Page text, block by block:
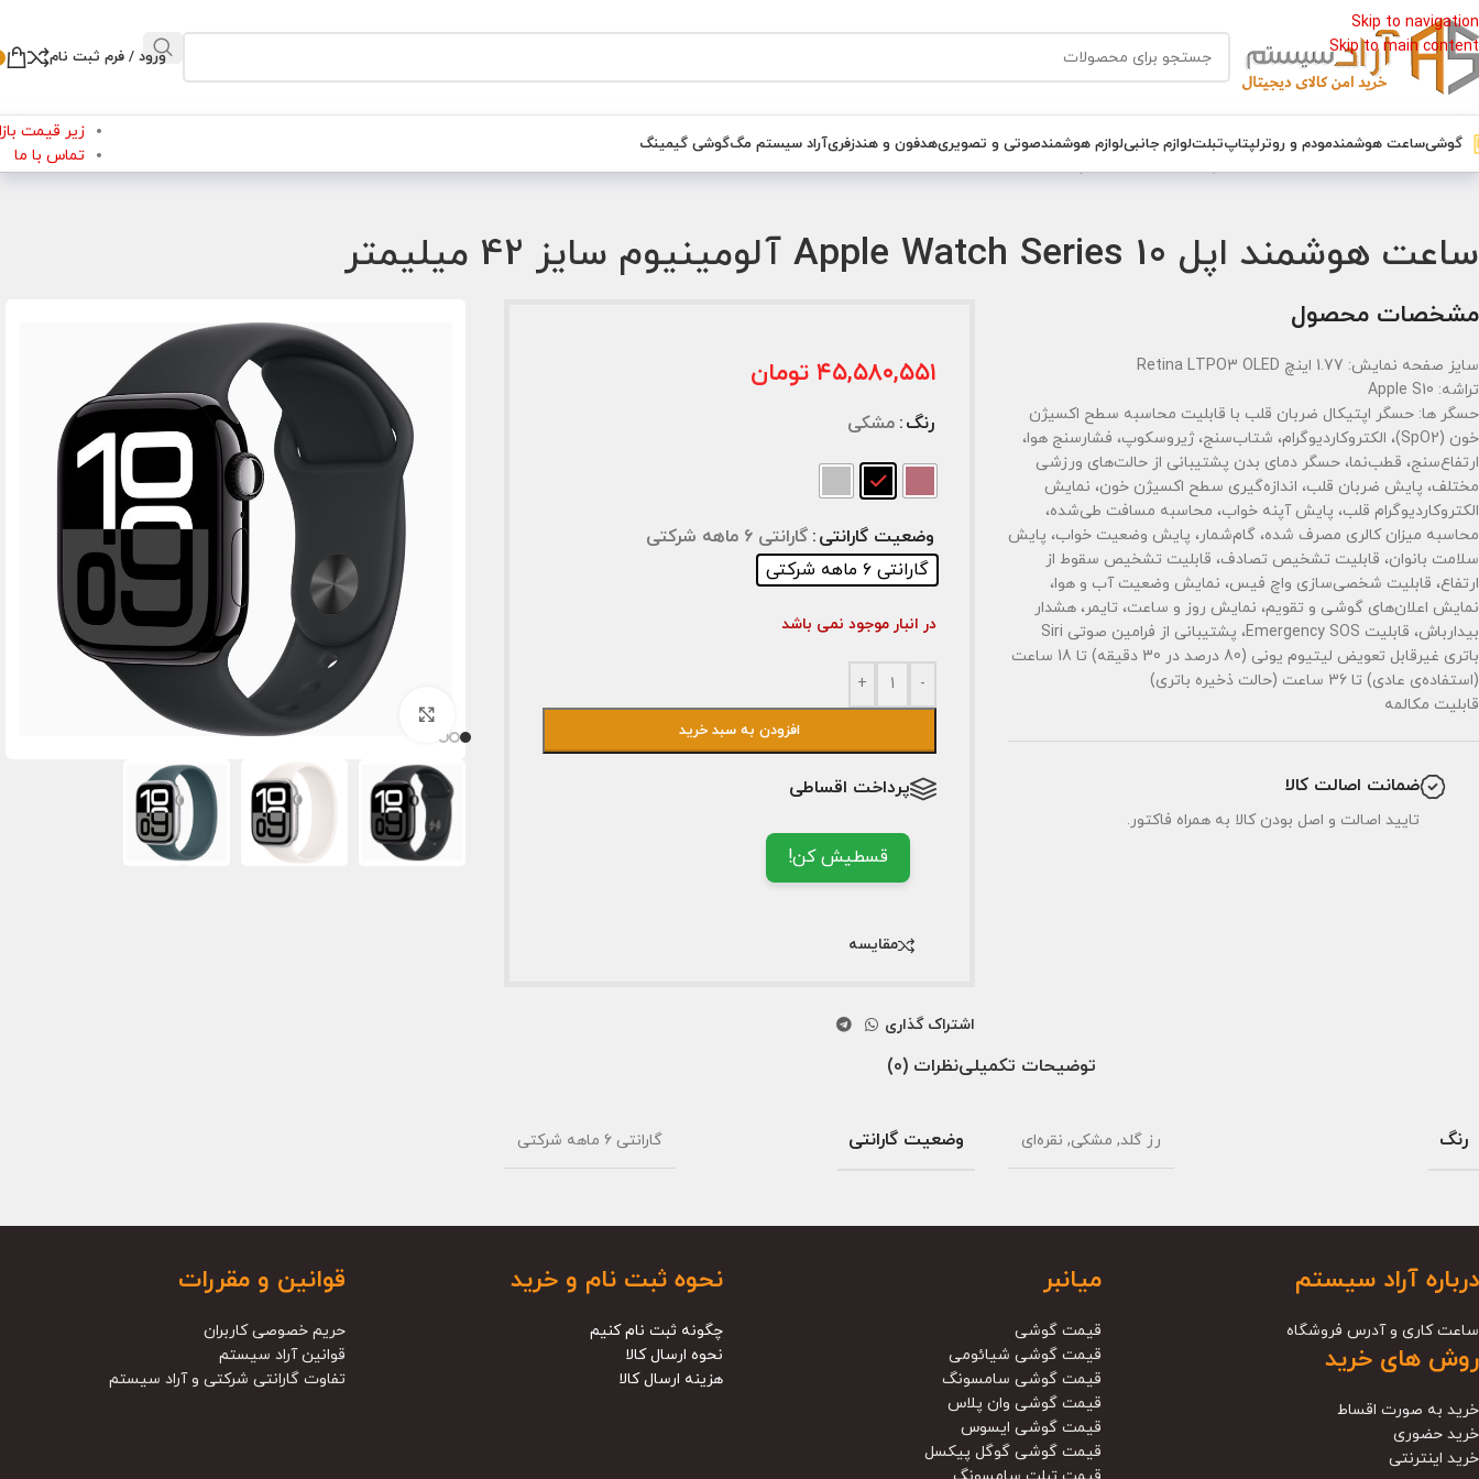
Skip to navigation
Skip to main content
ورود / فرم ثبت نام
گوشیساعت هوشمندمودم و روترلپتاپتبلتلوازم جانبیلوازم هوشمندصوتی و تصویریهدفون و هندزفریآراد سیستم مگگوشی گیمینگ
زیر قیمت
تماس با ما
ساعت هوشمند اپل Apple Watch Series 10 آلومینیوم سایز 42 میلیمتر
برای بزرگنمایی کلیک کنید
۴۵,۵۸۰,۵۵۱ تومان
رنگ مشکی
وضعیت گارانتی گارانتی ۶ ماهه شرکتی
گارانتی ۶ ماهه شرکتی
در انبار موجود نمی باشد
-
+
افزودن به سبد خرید
پرداخت اقساطی
قسطیش کن!
مقایسه
اشتراک گذاری
مشخصات محصول
سایز صفحه نمایش: 1.77 اینچ Retina LTPO3 OLED
تراشه: Apple S10
حسگر ها: حسگر اپتیکال ضربان قلب با قابلیت محاسبه سطح اکسیژن
خون (SpO2)، الکتروکاردیوگرام، شتاب‌سنج، ژیروسکوپ، فشارسنج هوا،
ارتفاع‌سنج، قطب‌نما، حسگر دمای بدن پشتیبانی از حالت‌های ورزشی
مختلف، پایش ضربان قلب، اندازه‌گیری سطح اکسیژن خون، نمایش
الکتروکاردیوگرام قلب، پایش آپنه خواب، محاسبه مسافت طی‌شده،
محاسبه میزان کالری مصرف شده، گام‌شمار، پایش وضعیت خواب، پایش
سلامت بانوان، قابلیت تشخیص تصادف، قابلیت تشخیص سقوط از
ارتفاع، قابلیت شخصی‌سازی واچ فیس، نمایش وضعیت آب و هوا،
نمایش اعلان‌های گوشی و تقویم، نمایش روز و ساعت، تایمر، هشدار
بیدارباش، قابلیت Emergency SOS، پشتیبانی از فرامین صوتی Siri
باتری غیرقابل تعویض لیتیوم یونی (80 درصد در 30 دقیقه) تا 18 ساعت
(استفاده‌ی عادی) تا 36 ساعت (حالت ذخیره باتری)
قابلیت مکالمه
ضمانت اصالت کالا
تایید اصالت و اصل بودن کالا به همراه فاکتور.
توضیحات تکمیلینظرات (0)
رنگ رز گلد, مشکی, نقره‌ای وضعیت گارانتی گارانتی ۶ ماهه شرکتی
قوانین و مقررات
حریم خصوصی کاربران
قوانین آراد سیستم
تفاوت گارانتی شرکتی و آراد سیستم
نحوه ثبت نام و خرید
چگونه ثبت نام کنیم
نحوه ارسال کالا
هزینه ارسال کالا
میانبر
قیمت گوشی
قیمت گوشی شیائومی
قیمت گوشی سامسونگ
قیمت گوشی وان پلاس
قیمت گوشی ایسوس
قیمت گوشی گوگل پیکسل
درباره آراد سیستم
ساعت کاری و آدرس فروشگاه
روش های خرید
خرید به صورت اقساط
خرید حضوری
خرید اینترنتی